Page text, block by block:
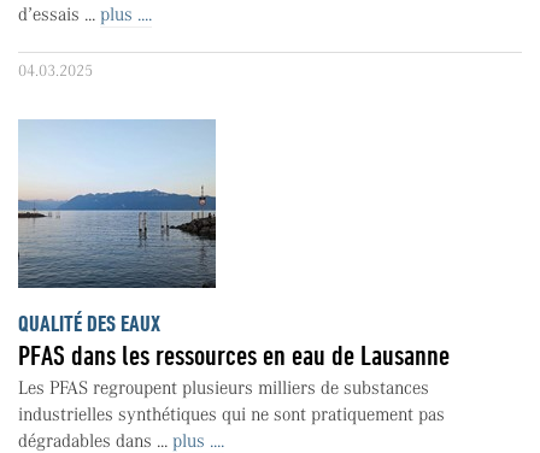
d’essais ... plus ....
04.03.2025
QUALITÉ DES EAUX
PFAS dans les ressources en eau de Lausanne
Les PFAS regroupent plusieurs milliers de substances
industrielles synthétiques qui ne sont pratiquement pas
dégradables dans ... plus ....